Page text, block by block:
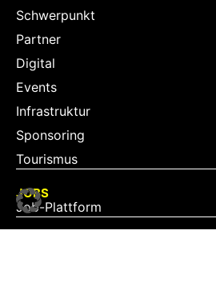
Schwerpunkt
Partner
Digital
Events
Infrastruktur
Sponsoring
Tourismus
JOBS
Job-Plattform